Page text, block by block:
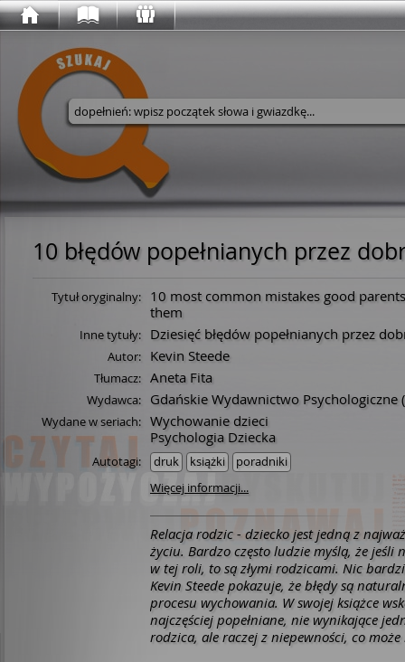
Wyszukaj w serwisie
10 błędów popełnianych przez
Tytuł oryginalny:
10 most common mistakes good
them
Inne tytuły: Dziesięć błędów popełnianych przez
Autor: Kevin Steede
Tłumacz: Aneta Fita
Wydawca: Gdańskie Wydawnictwo Psychologiczne
Wydane w seriach: Wychowanie dzieci
Psychologia Dziecka
Autotagi: druk książki
poradniki
Więcej informacji...
Relacja rodzic - dziecko jest jedną z
życiu. Bardzo często ludzie myślą, że jeśli
w tej roli, to są złymi rodzicami. Nic
Kevin Steede pokazuje, że błędy są
procesu wychowania. W swojej książce
najczęściej popełniane, nie wynikające
rodzica, ale raczej z niepewności, co może